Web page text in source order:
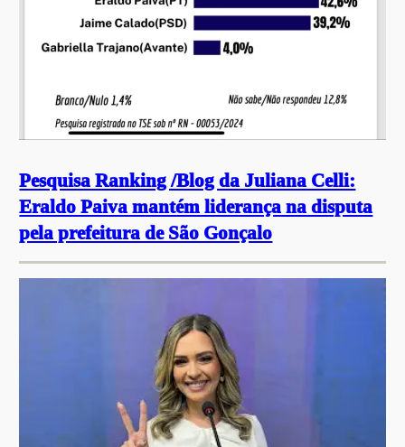
Pesquisa Ranking /Blog da Juliana Celli:
Eraldo Paiva mantém liderança na disputa
pela prefeitura de São Gonçalo